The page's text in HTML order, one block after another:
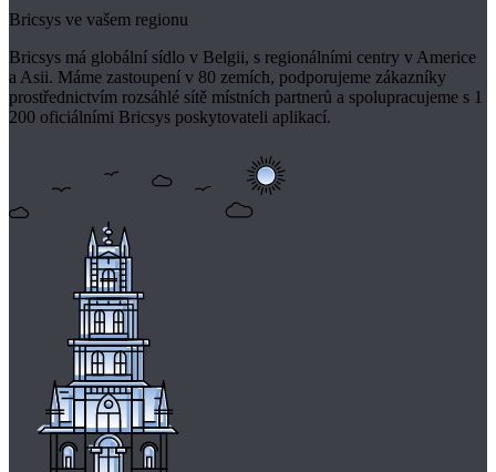
Bricsys ve vašem regionu
Bricsys má globální sídlo v Belgii, s regionálními centry v Americe
a Asii. Máme zastoupení v 80 zemích, podporujeme zákazníky
prostřednictvím rozsáhlé sítě místních partnerů a spolupracujeme s 1
200 oficiálními Bricsys poskytovateli aplikací.